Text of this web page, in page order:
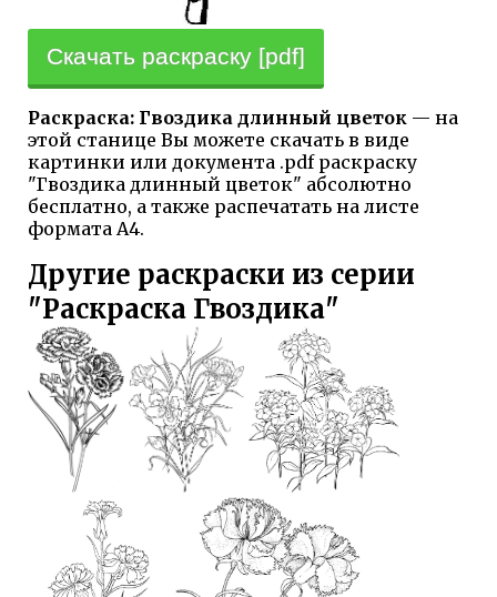
Скачать раскраску [pdf]
Раскраска: Гвоздика длинный цветок — на
этой станице Вы можете скачать в виде
картинки или документа .pdf раскраску
"Гвоздика длинный цветок" абсолютно
бесплатно, а также распечатать на листе
формата А4.
Другие раскраски из серии
"Раскраска Гвоздика"